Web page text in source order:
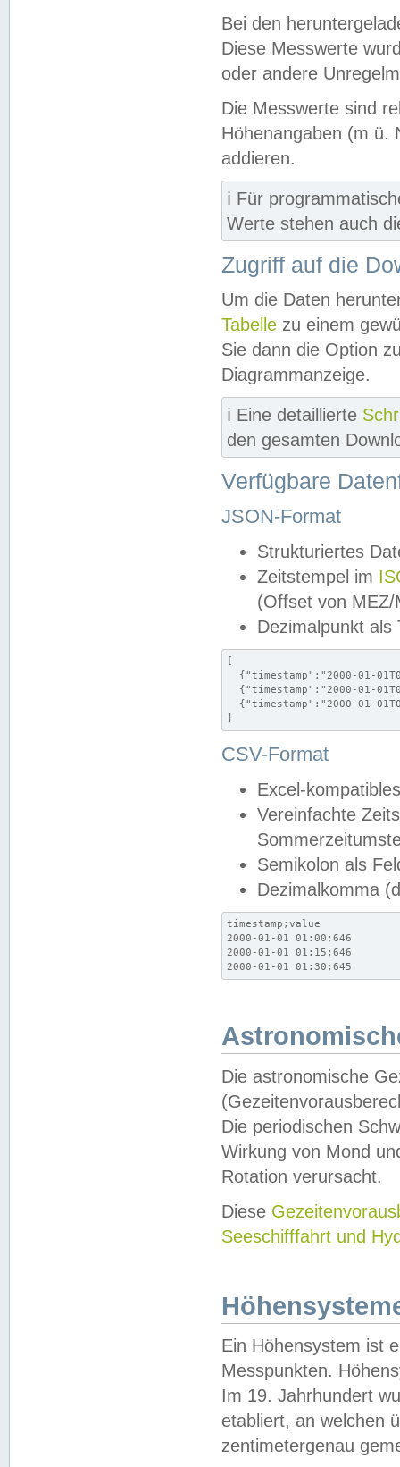
Bei den
Diese Messwerte
oder andere
Die Messwerte sind
Höhenangaben (m ü.
addieren.
ℹ️ Für
Werte stehen auch
Zugriff auf die
Um die Daten
Tabelle zu einem
Sie dann die Option
Diagrammanzeige.
ℹ️ Eine detaillierte
den gesamten
Verfügbare
JSON-Format
Strukturiertes
Zeitstempel im
(Offset von MEZ/
Dezimalpunkt als
[
{"timestamp":"2000-01-
{"timestamp":"2000-01-
{"timestamp":"2000-01-
]
CSV-Format
Excel-
Vereinfachte
Semikolon als
Dezimalkomma
timestamp;value
2000-01-01 01:00;646
2000-01-01 01:15;646
2000-01-01 01:30;645
Die astronomische
Die periodischen
Wirkung von Mond
Rotation verursacht.
Diese
Seeschifffahrt und
Ein Höhensystem ist
Messpunkten.
Im 19. Jahrhundert
etabliert, an welchen
zentimetergenau